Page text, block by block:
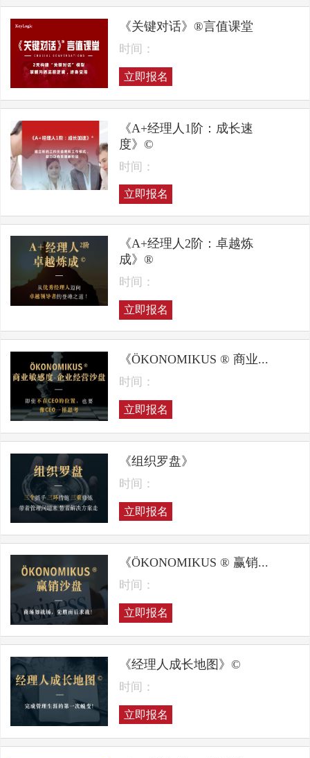
《关键对话》®言值课堂
时间：
立即报名
《A+经理人1阶：成长速
度》©
时间：
立即报名
《A+经理人2阶：卓越炼
成》®
时间：
立即报名
《ÖKONOMIKUS ® 商业...
时间：
立即报名
《组织罗盘》
时间：
立即报名
《ÖKONOMIKUS ® 赢销...
时间：
立即报名
《经理人成长地图》©
时间：
立即报名